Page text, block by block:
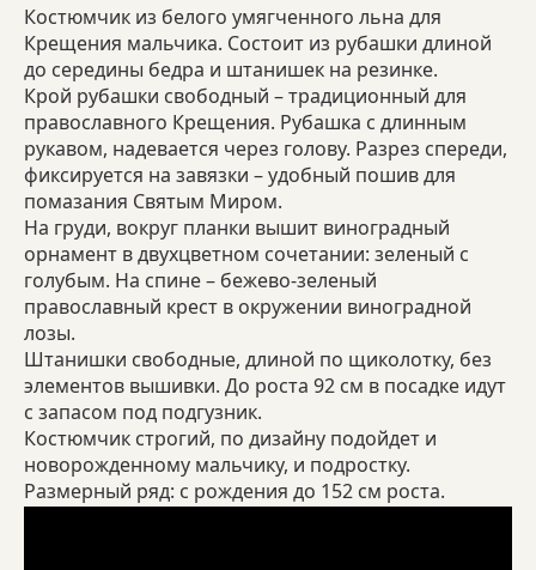
Костюмчик из белого умягченного льна для
Крещения мальчика. Состоит из рубашки длиной
до середины бедра и штанишек на резинке.
Крой рубашки свободный – традиционный для
православного Крещения. Рубашка с длинным
рукавом, надевается через голову. Разрез спереди,
фиксируется на завязки – удобный пошив для
помазания Святым Миром.
На груди, вокруг планки вышит виноградный
орнамент в двухцветном сочетании: зеленый с
голубым. На спине – бежево-зеленый
православный крест в окружении виноградной
лозы.
Штанишки свободные, длиной по щиколотку, без
элементов вышивки. До роста 92 см в посадке идут
с запасом под подгузник.
Костюмчик строгий, по дизайну подойдет и
новорожденному мальчику, и подростку.
Размерный ряд: с рождения до 152 см роста.